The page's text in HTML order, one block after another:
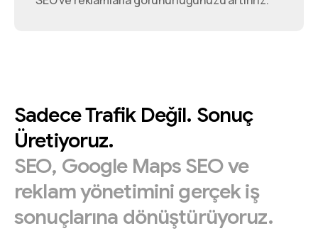
SadeceTrafik Değil. Sonuç
Üretiyoruz.
SEO, Google MapsSEOve
reklamyönetiminigerçekiş
sonuçlarına dönüştürüyoruz.